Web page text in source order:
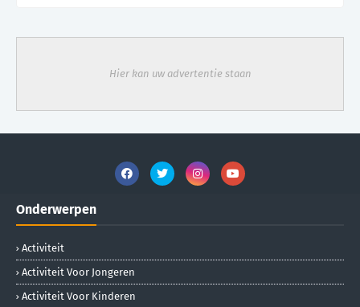
Hier kan uw advertentie staan
Onderwerpen
Activiteit
Activiteit Voor Jongeren
Activiteit Voor Kinderen